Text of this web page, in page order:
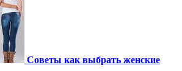
Советы как выбрать женские